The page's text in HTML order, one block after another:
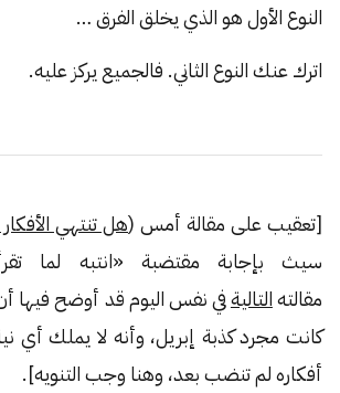
النوع الأول هو الذي يخلق الفرق …
اترك عنك النوع الثاني. فالجميع يركز عليه.
[تعقيب على مقالة أمس (هل تنتهي الأفكار
سيث بإجابة مقتضبة «انتبه لما
مقالتهالتاليةفي نفس اليوم قد أوضح فيها
كانت مجرد كذبة إبريل، وأنه لا يملك أي
أفكاره لم تنضب بعد، وهنا وجب التنويه].